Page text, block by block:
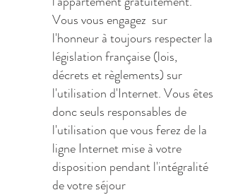
Vous vous engagez sur
l'honneur à toujours respecter la
législation française (lois,
décrets et règlements) sur
l'utilisation d'Internet. Vous êtes
donc seuls responsables de
l'utilisation que vous ferez de la
ligne Internet mise à votre
disposition pendant l'intégralité
de votre séjour